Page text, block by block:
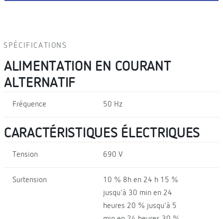
SPÉCIFICATIONS
ALIMENTATION EN COURANT
ALTERNATIF
Fréquence 50 Hz
CARACTÉRISTIQUES ÉLECTRIQUES
Tension 690 V
Surtension
10 % 8h en 24 h 15 %
jusqu'à 30 min en 24
heures 20 % jusqu'à 5